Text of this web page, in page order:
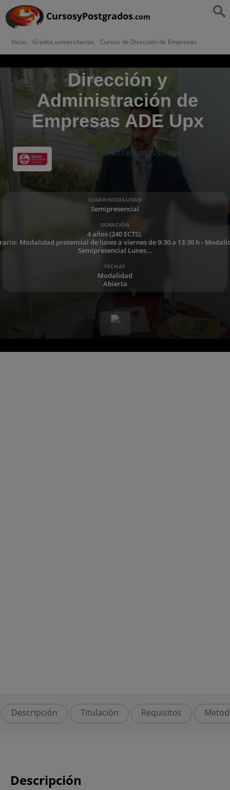
CursosyPostgrados.com
Inicio Grados universitarios Cursos de Dirección de Empresas
Dirección y
Administración de
Empresas ADE Upx
EUNCET BUSINESS SCHOOL
LUGAR/MODALIDAD
Semipresencial
DURACIÓN
4 años (240 ECTS).
Modalidad presencial de lunes a viernes de 9:30 a 13:30 h -
Semipresencial Lunes...
FECHAS
Modalidad
Abierta
Descripción Titulación Requisitos
Descripción